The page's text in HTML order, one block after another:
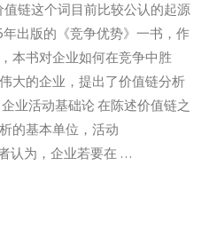
链这个词目前比较公认的起源
出版的《竞争优势》一书，作
本书对企业如何在竞争中胜
大的企业，提出了价值链分析
业活动基础论 在陈述价值链之
的基本单位，活动
认为，企业若要在 …